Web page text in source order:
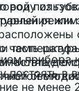
из
или
шкафа
чистящего
прибора
постоять в
не менее